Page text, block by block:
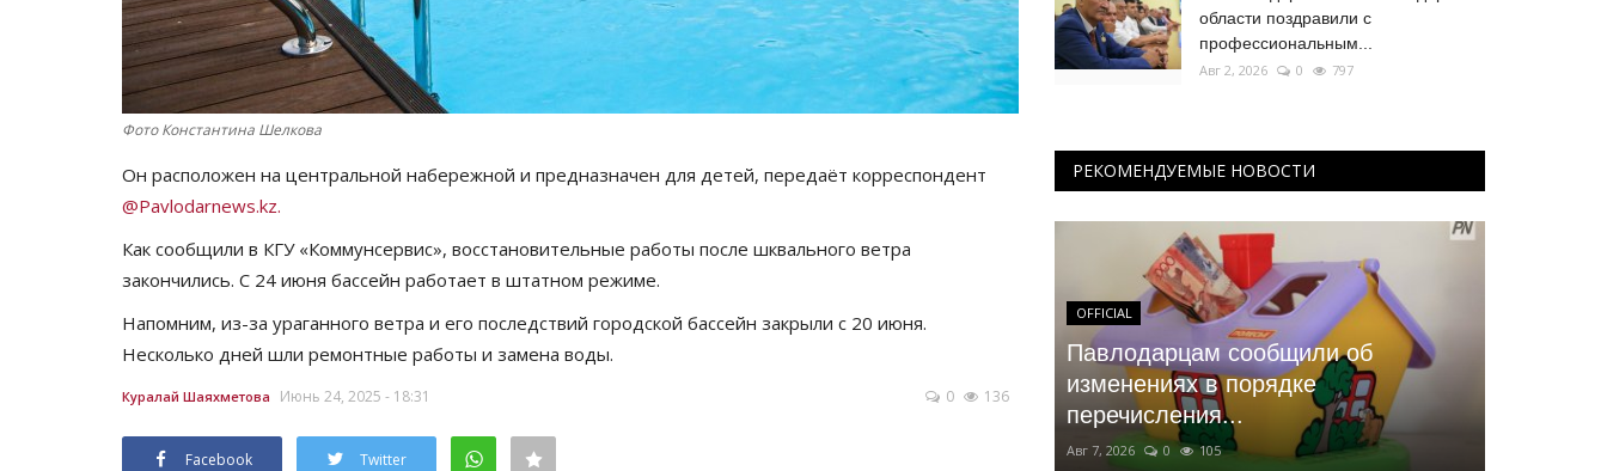
Фото Константина Шелкова
Он расположен на центральной набережной и предназначен для детей, передаёт корреспондент
@Pavlodarnews.kz.
Как сообщили в КГУ «Коммунсервис», восстановительные работы после шквального ветра
закончились. С 24 июня бассейн работает в штатном режиме.
Напомним, из-за ураганного ветра и его последствий городской бассейн закрыли с 20 июня.
Несколько дней шли ремонтные работы и замена воды.
Куралай Шаяхметова Июнь 24, 2025 - 18:31 0 136
Facebook Twitter
области поздравили с
профессиональным...
Авг 2, 2026 0 797
РЕКОМЕНДУЕМЫЕ НОВОСТИ
OFFICIAL
Павлодарцам сообщили об
изменениях в порядке
перечисления...
Авг 7, 2026 0 105